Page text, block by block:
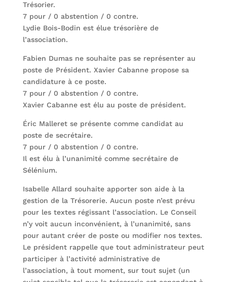
Trésorier.
7 pour / 0 abstention / 0 contre.
Lydie Bois-Bodin est élue trésorière de
l’association.
Fabien Dumas ne souhaite pas se représenter au
poste de Président. Xavier Cabanne propose sa
candidature à ce poste.
7 pour / 0 abstention / 0 contre.
Xavier Cabanne est élu au poste de président.
Éric Malleret se présente comme candidat au
poste de secrétaire.
7 pour / 0 abstention / 0 contre.
Il est élu à l’unanimité comme secrétaire de
Sélénium.
Isabelle Allard souhaite apporter son aide à la
gestion de la Trésorerie. Aucun poste n’est prévu
pour les textes régissant l’association. Le Conseil
n’y voit aucun inconvénient, à l’unanimité, sans
pour autant créer de poste ou modifier nos textes.
Le président rappelle que tout administrateur peut
participer à l’activité administrative de
l’association, à tout moment, sur tout sujet (un